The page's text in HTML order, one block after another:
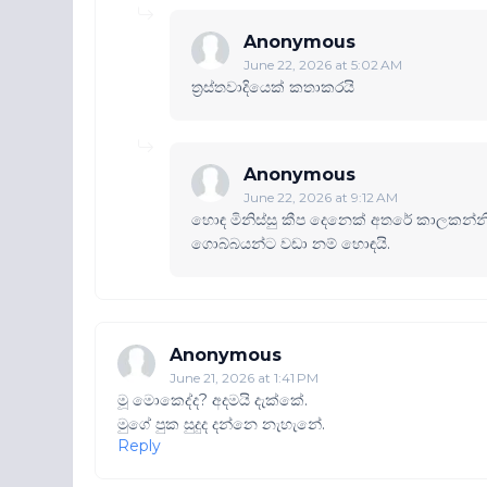
Anonymous
June 22, 2026 at 5:02 AM
ත්‍රස්තවාදියෙක් කතාකරයි
Anonymous
June 22, 2026 at 9:12 AM
හොඳ මිනිස්සු කීප දෙනෙක් අතරේ
ගොබ්බයන්ට වඩා නම් හොඳයි.
Anonymous
June 21, 2026 at 1:41 PM
මූ මොකෙද්ද? අදමයි දැක්කේ.
මුගේ පුක සුදුද දන්නෙ නැහැනේ.
Reply